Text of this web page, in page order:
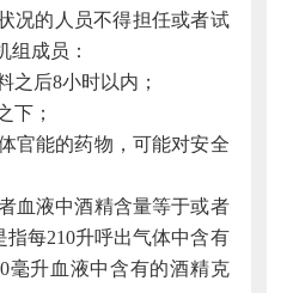
况的人员不得担任或者试
组成员：
之后8小时以内；
下；
官能的药物，可能对安全
血液中酒精含量等于或者
指每210升呼出气体中含有
毫升血液中含有的酒精克